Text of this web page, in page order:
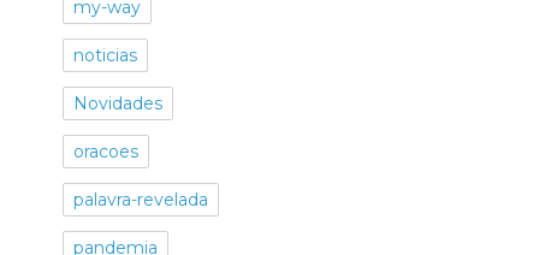
my-way
noticias
Novidades
oracoes
palavra-revelada
pandemia